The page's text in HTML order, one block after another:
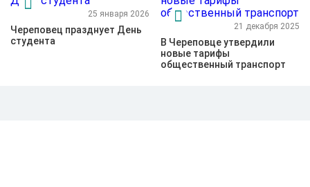
25 января 2026
Череповец празднует День
студента
21 декабря 2025
В Череповце утвердили
новые тарифы
общественный транспорт